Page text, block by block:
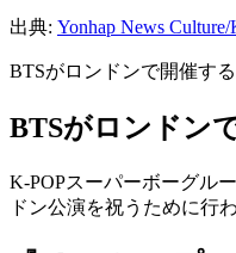
出典: Yonhap News
BTSがロンドンで開催す
BTSがロンドン
K-POPスーパーボーグル
ドン公演を祝うために行